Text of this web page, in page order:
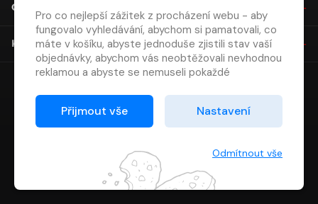
O SPOLEČNOSTI
KONTAKT
Pro co nejlepší zážitek z procházení webu - aby
fungovalo vyhledávání, abychom si pamatovali, co
máte v košíku, abyste jednoduše zjistili stav vaší
objednávky, abychom vás neobtěžovali nevhodnou
reklamou a abyste se nemuseli pokaždé
Proto od vás potřebujeme souhlas se
zpracováním souborů cookies
Děkujeme, že nám ho dáte a pomůžete nám tak
Přijmout vše Nastavení
Odmítnout vše